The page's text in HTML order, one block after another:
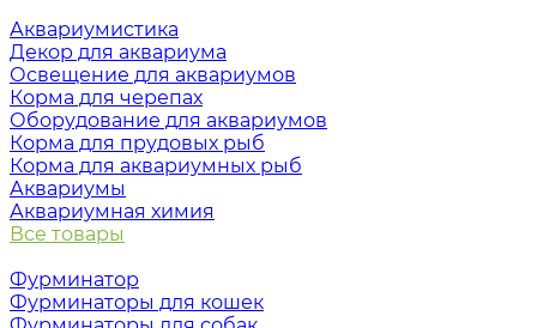
Аквариумистика
Декор для аквариума
Освещение для аквариумов
Корма для черепах
Оборудование для аквариумов
Корма для прудовых рыб
Корма для аквариумных рыб
Аквариумы
Аквариумная химия
Все товары
Фурминатор
Фурминаторы для кошек